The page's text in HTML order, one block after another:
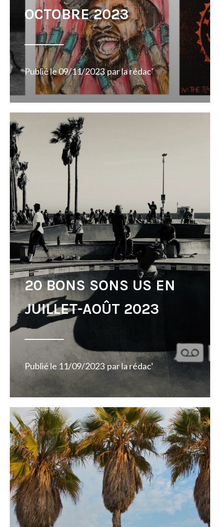
OCTOBRE 2023
Publié le09/11/2023 parla rédac'
20 BONS SONS US EN
JUILLET-AOÛT 2023
Publié le 11/09/2023 parla rédac'